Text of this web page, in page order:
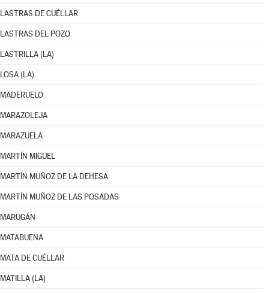
LASTRAS DE CUÉLLAR
LASTRAS DEL POZO
LASTRILLA (LA)
LOSA (LA)
MADERUELO
MARAZOLEJA
MARAZUELA
MARTÍN MIGUEL
MARTÍN MUÑOZ DE LA DEHESA
MARTÍN MUÑOZ DE LAS POSADAS
MARUGÁN
MATABUENA
MATA DE CUÉLLAR
MATILLA (LA)